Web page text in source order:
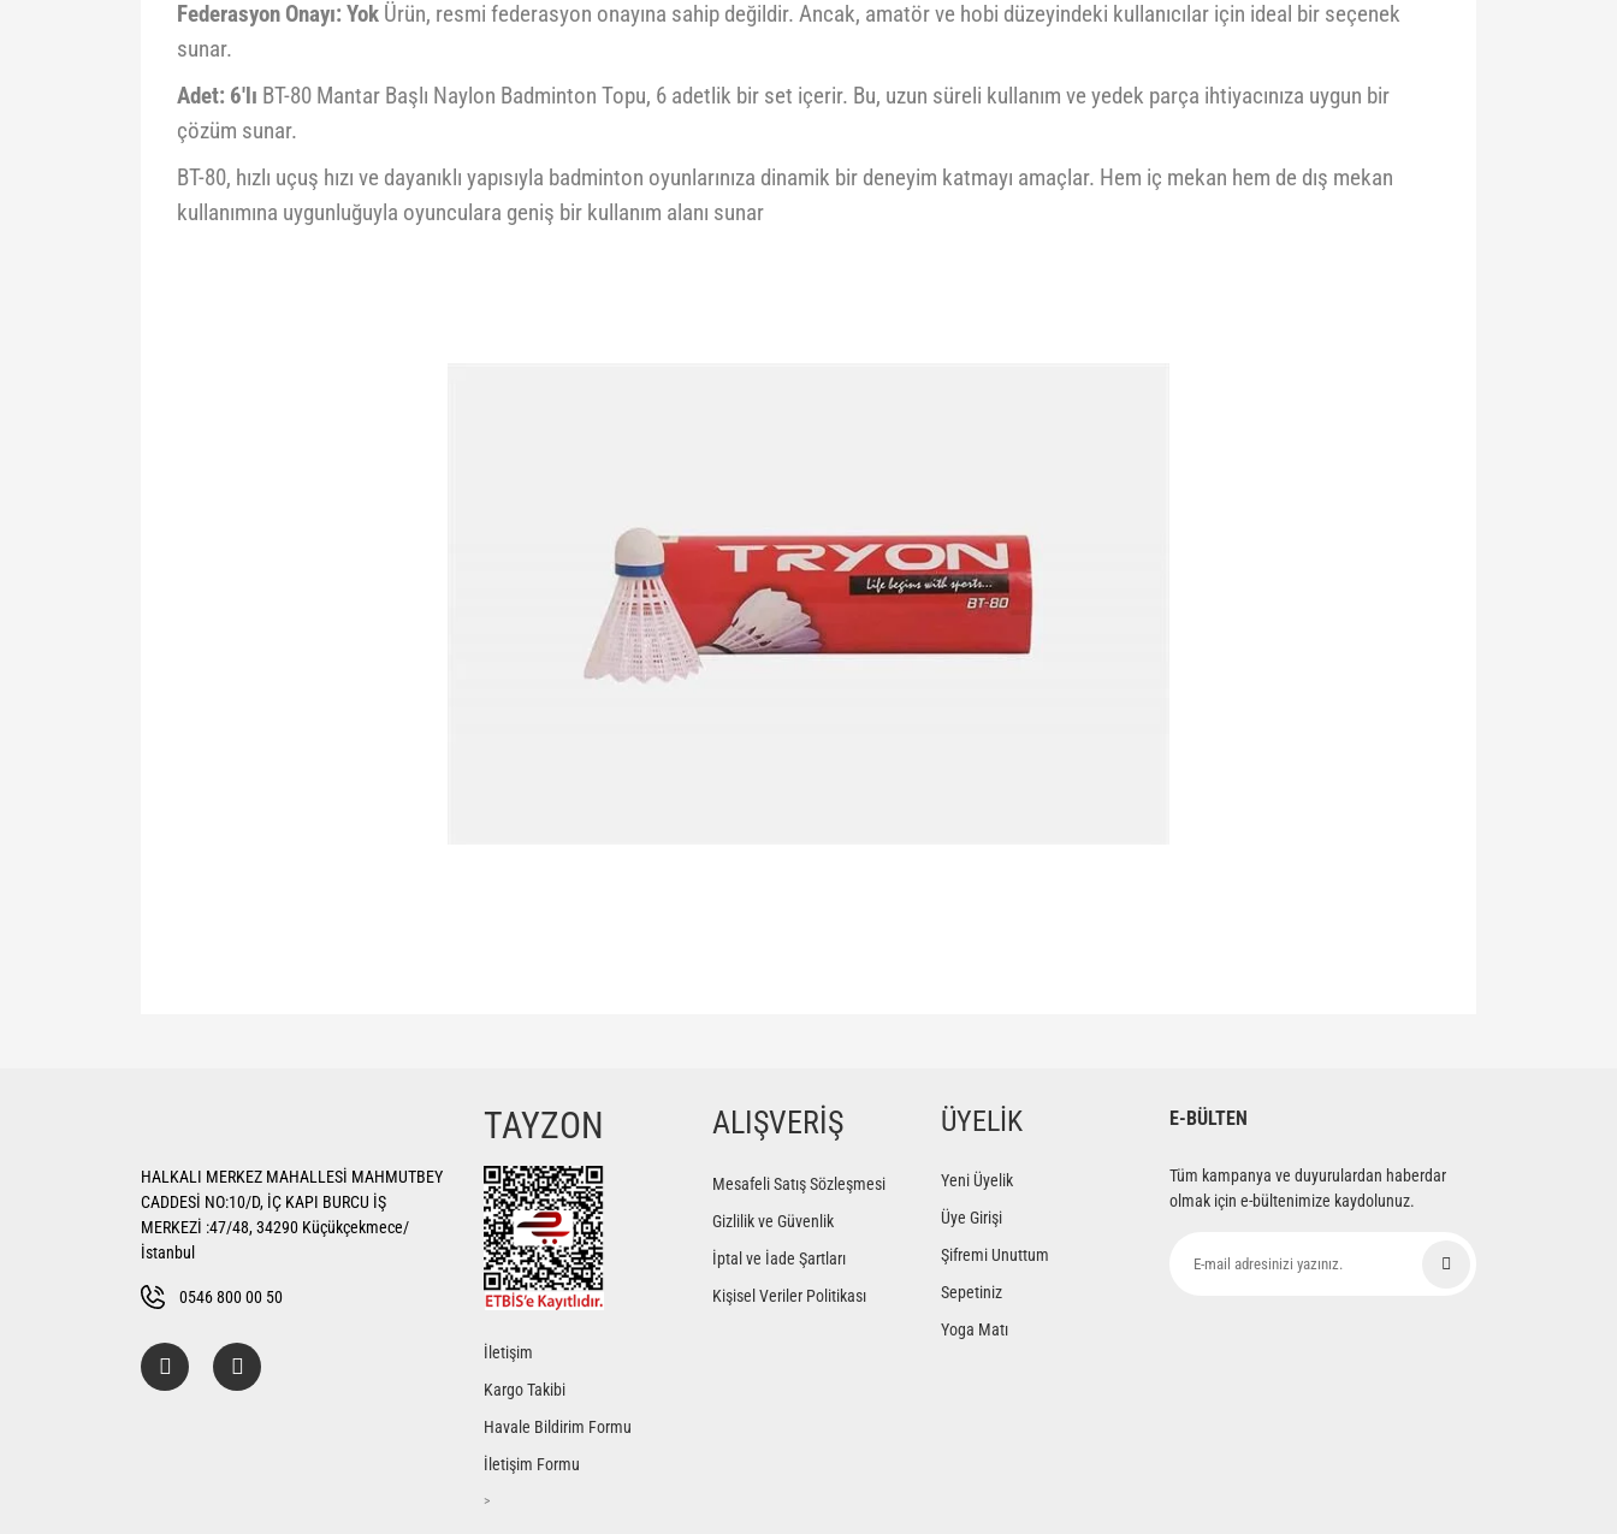
Federasyon Onayı: Yok Ürün, resmi federasyon onayına sahip değildir. Ancak, amatör ve hobi düzeyindeki kullanıcılar için ideal bir seçenek
sunar.
Adet: 6'lı BT-80 Mantar Başlı Naylon Badminton Topu, 6 adetlik bir set içerir. Bu, uzun süreli kullanım ve yedek parça ihtiyacınıza uygun bir
çözüm sunar.
BT-80, hızlı uçuş hızı ve dayanıklı yapısıyla badminton oyunlarınıza dinamik bir deneyim katmayı amaçlar. Hem iç mekan hem de dış mekan
kullanımına uygunluğuyla oyunculara geniş bir kullanım alanı sunar
Yorum Yaz
Ürün resmi kalitesiz, bozuk veya görüntülenemiyor.
Ürün bilgilerinde hatalar bulunuyor.
Ürün fiyatı diğer sitelerden daha pahalı.
HALKALI MERKEZ MAHALLESİ MAHMUTBEY
CADDESİ NO:10/D, İÇ KAPI BURCU İŞ
MERKEZİ :47/48, 34290 Küçükçekmece/
İstanbul
0546 800 00 50
TAYZON
İletişim
Kargo Takibi
Havale Bildirim Formu
İletişim Formu
ALIŞVERİŞ
Mesafeli Satış Sözleşmesi
Gizlilik ve Güvenlik
İptal ve İade Şartları
Kişisel Veriler Politikası
ÜYELİK
Yeni Üyelik
Üye Girişi
Şifremi Unuttum
Sepetiniz
Yoga Matı
>
E-BÜLTEN
Tüm kampanya ve duyurulardan haberdar
olmak için e-bültenimize kaydolunuz.